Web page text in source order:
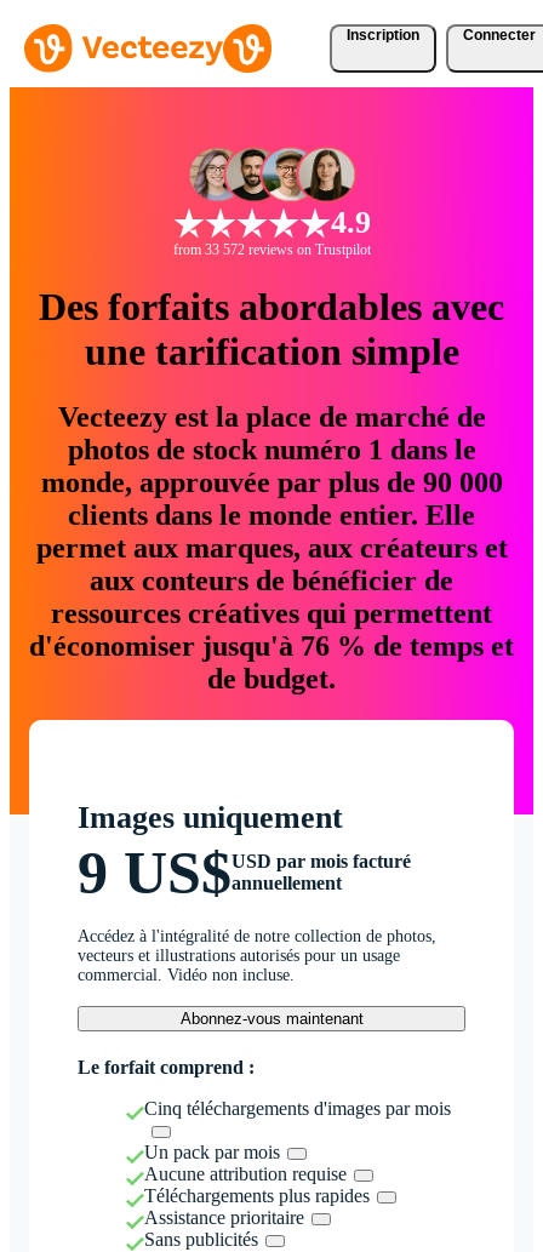
Inscription Connecter
4.9
from 33 572 reviews on Trustpilot
Des forfaits abordables avec
une tarification simple
Vecteezy est la place de marché de
photos de stock numéro 1 dans le
monde, approuvée par plus de 90 000
clients dans le monde entier. Elle
permet aux marques, aux créateurs et
aux conteurs de bénéficier de
ressources créatives qui permettent
d'économiser jusqu'à 76 % de temps et
de budget.
Images uniquement
9 US$USD par mois facturé
annuellement
Accédez à l'intégralité de notre collection de photos,
vecteurs et illustrations autorisés pour un usage
commercial. Vidéo non incluse.
Abonnez-vous maintenant
Le forfait comprend :
Cinq téléchargements d'images par mois
Un pack par mois
Aucune attribution requise
Téléchargements plus rapides
Assistance prioritaire
Sans publicités